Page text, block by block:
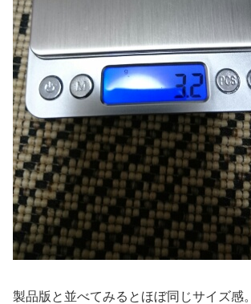
製品版と並べてみるとほぼ同じサイズ感。